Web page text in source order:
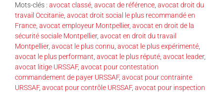
Mots-clés : avocat classé avocat de référence avocat droit du
travail Occitanie avocat droit social le plus recommandé en
France avocat employeur Montpellier, avocat en droit de la
sécurité sociale Montpellier, avocat en droit du travail
Montpellier, avocat le plus connu avocat le plus expérimenté
avocat le plus performant avocat le plus réputé avocat leader,
avocat litige URSSAF, avocat pour contestation
commandement de payer URSSAF, avocat pour contrainte
URSSAF, avocat pour contrôle URSSAF, avocat pour inspection